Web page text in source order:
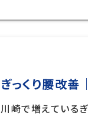
ぎっくり腰改
川崎で増えている